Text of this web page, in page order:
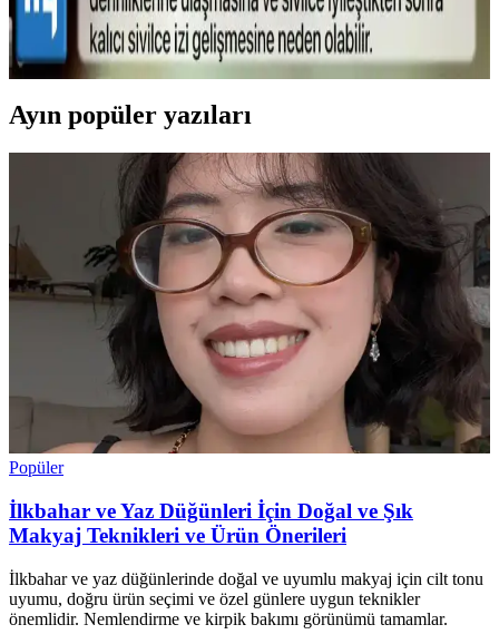
Sivilce tedavisinde doğal ve medikal yöntemleri, dikkat edilmesi
gerekenleri ve cilt sağlığını koruma yollarını öğrenin.
Ayın popüler yazıları
Popüler
İlkbahar ve Yaz Düğünleri İçin Doğal ve Şık
Makyaj Teknikleri ve Ürün Önerileri
İlkbahar ve yaz düğünlerinde doğal ve uyumlu makyaj için cilt tonu
uyumu, doğru ürün seçimi ve özel günlere uygun teknikler
önemlidir. Nemlendirme ve kirpik bakımı görünümü tamamlar.